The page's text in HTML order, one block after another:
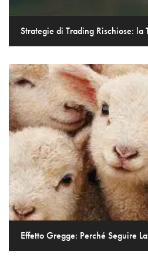
Strategie di Trading Rischiose: la
Effetto Gregge: Perché Seguire